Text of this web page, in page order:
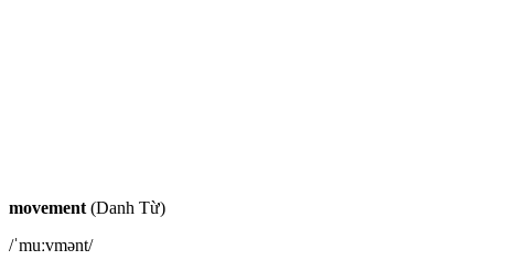
movement (Danh Từ)
/ˈmuːvmənt/